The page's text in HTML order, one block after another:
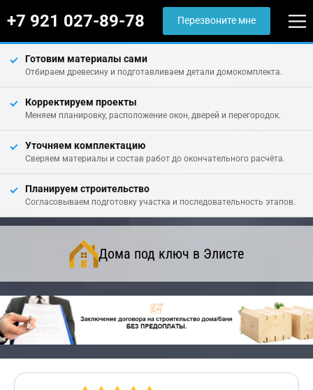
+7 921 027-89-78 Перезвоните мне
Готовим материалы сами
Отбираем древесину и подготавливаем детали домокомплекта.
Корректируем проекты
Меняем планировку, расположение окон, дверей и перегородок.
Уточняем комплектацию
Сверяем материалы и состав работ до окончательного расчёта.
Планируем строительство
Согласовываем подготовку участка и последовательность этапов.
Дома под ключ в Элисте